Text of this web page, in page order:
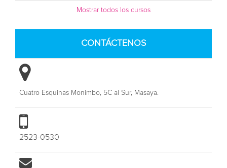
Mostrar todos los cursos
CONTÁCTENOS
Cuatro Esquinas Monimbo, 5C al Sur, Masaya.
2523-0530